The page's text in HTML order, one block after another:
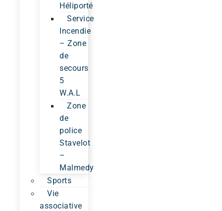
Héliporté
Service
Incendie
– Zone
de
secours
5
W.A.L
Zone
de
police
Stavelot
–
Malmedy
Sports
Vie
associative